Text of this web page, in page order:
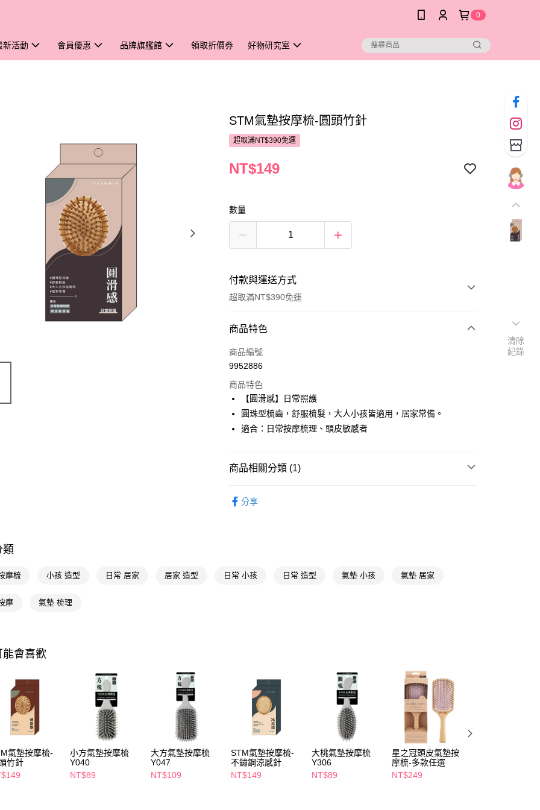
0
新活動 會員優惠 品牌旗艦館 領取折價券 好物研究室
STM氣墊按摩梳-圓頭竹針
超取滿NT$390免運
NT$149
數量
付款與運送方式
超取滿NT$390免運
付款方式
POYA支付
超商取貨付款
LINE Pay
街口支付
Google Pay
便利好安心！
３．收到繳費通知簡訊後14天內，點擊此簡訊中的連結，可透過四大超商
／ATM／網路銀行／等多元方式進行付款，方視為交易完成。
※ 請注意：結帳手續完成當下不需立刻繳費，但若您需要取消訂單，請聯
絡購買商品的店家。未經商家同意取消之訂單仍視為有效，需透過AFTEE
先享後付繳納相關費用。
※ 交易是否成功請以「AFTEE先享後付 」之結帳頁面顯示為準，若有關於
是否繳費成功／繳費後需取消欲退款等相關疑問，請聯繫「AFTEE先享後
付客戶支援中心」
https://netprotections.freshdesk.com/support/home
【注意事項】
每筆NT$65，滿NT$390(含以上)免運費
萊爾富取貨付款
每筆NT$65，滿NT$490(含以上)免運費
每筆NT$65，滿NT$490(含以上)免運費
7-11取貨付款
商品特色
商品編號
9952886
商品特色
【圓滑感】日常照護
圓珠型梳齒，舒服梳髮，大人小孩皆適用，居家常備。
適合：日常按摩梳理、頭皮敏感者
商品相關分類 (1)
分享
類
摩梳 小孩 造型 日常 居家 居家 造型 日常 小孩 日常 造型 氣墊 小孩 氣墊 居家
摩 氣墊 梳理
能會喜歡
氣墊按摩梳-
竹針
小方氣墊按摩梳
Y040
NT$89
大方氣墊按摩梳
Y047
NT$109
STM氣墊按摩梳-
不鏽鋼涼感針
NT$149
大桃氣墊按摩梳
Y306
NT$89
星之冠頭皮氣墊按
摩梳-多款任選
NT$249
清除
紀錄